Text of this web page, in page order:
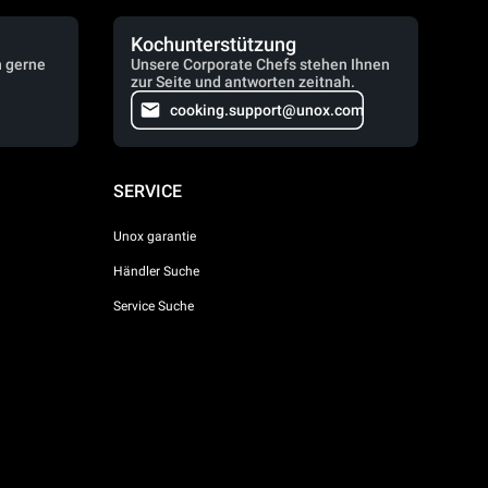
gerne
Kochunterstützung
Unsere Corporate Chefs stehen Ihnen
zur Seite und antworten zeitnah.
cooking.support@unox.com
SERVICE
Unox garantie
Händler Suche
Service Suche